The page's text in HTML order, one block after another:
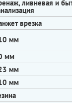
ливневая и
врезка
мм
мм
мм
мм